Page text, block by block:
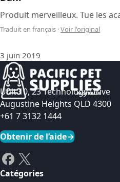
Produit merveilleux. Tue les
Traduit en français ·Voir l'original
3 juin 2019
Unit 10, 23 Technology Drive
Augustine Heights QLD 4300
+61 7 3132 1444
Obtenir de l’aide→
Catégories